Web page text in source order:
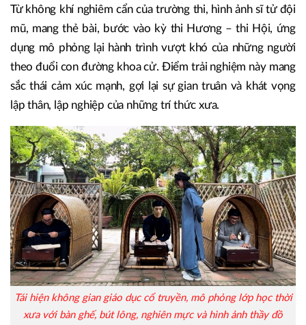
Từ không khí nghiêm cẩn của trường thi, hình ảnh sĩ tử đội
mũ, mang thẻ bài, bước vào kỳ thi Hương – thi Hội, ứng
dụng mô phỏng lại hành trình vượt khó của những người
theo đuổi con đường khoa cử. Điểm trải nghiệm này mang
sắc thái cảm xúc mạnh, gợi lại sự gian truân và khát vọng
lập thân, lập nghiệp của những trí thức xưa.
Tái hiện không gian giáo dục cổ truyền, mô phỏng lớp học thời
xưa với bàn ghế, bút lông, nghiên mực và hình ảnh thầy đồ